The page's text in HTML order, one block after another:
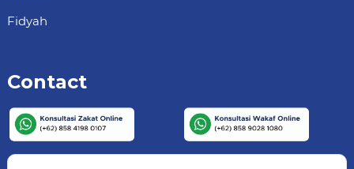
Fidyah
Contact